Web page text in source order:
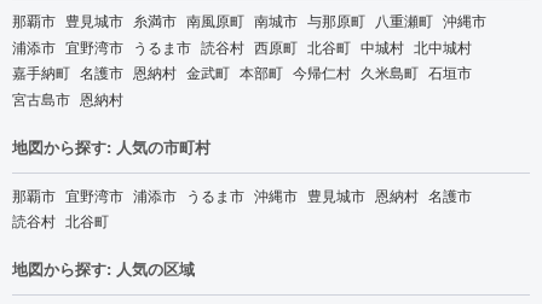
那覇市 豊見城市 糸満市 南風原町 南城市 与那原町 八重瀬町 沖縄市
浦添市 宜野湾市 うるま市 読谷村 西原町 北谷町 中城村 北中城村
嘉手納町 名護市 恩納村 金武町 本部町 今帰仁村 久米島町 石垣市
宮古島市 恩納村
地図から探す: 人気の市町村
那覇市 宜野湾市 浦添市 うるま市 沖縄市 豊見城市 恩納村 名護市
読谷村 北谷町
地図から探す: 人気の区域